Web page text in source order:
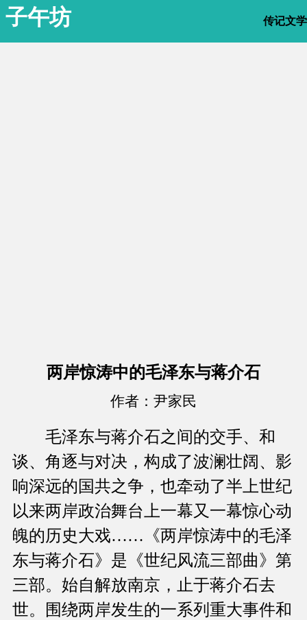
子午坊 传记文学
两岸惊涛中的毛泽东与蒋介石
作者：尹家民
毛泽东与蒋介石之间的交手、和
谈、角逐与对决，构成了波澜壮阔、影
响深远的国共之争，也牵动了半上世纪
以来两岸政治舞台上一幕又一幕惊心动
魄的历史大戏……《两岸惊涛中的毛泽
东与蒋介石》是《世纪风流三部曲》第
三部。始自解放南京，止于蒋介石去
世。围绕两岸发生的一系列重大事件和